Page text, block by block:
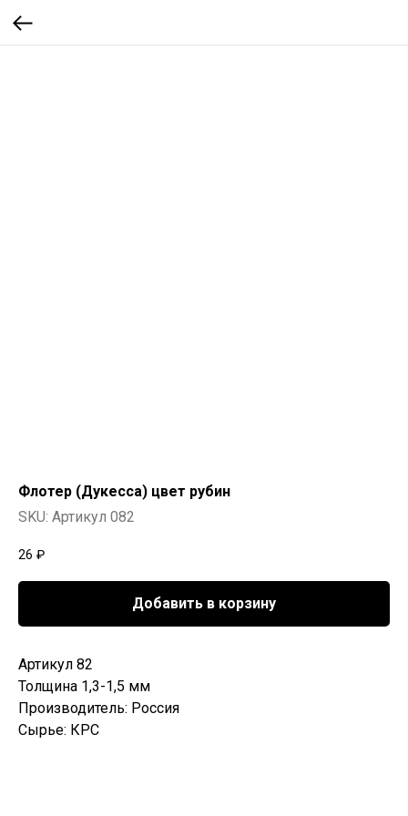
Флотер (Дукесса) цвет рубин
SKU: Артикул 082
26 ₽
Добавить в корзину
Артикул 82
Толщина 1,3-1,5 мм
Производитель: Россия
Сырье: КРС